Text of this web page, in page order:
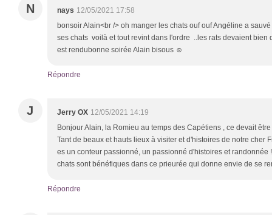
N nays 12/05/2021 17:58
bonsoir Alain<br /> oh manger les chats ouf ouf Angéline a
ses chats voilà et tout revint dans l'ordre ..les rats devaient
est rendubonne soirée Alain bisous ☺
Répondre
J Jerry OX 12/05/2021 14:19
Bonjour Alain, la Romieu au temps des Capétiens , ce devait
Tant de beaux et hauts lieux à visiter et d'histoires de notre cher
es un conteur passionné, un passionné d'histoires et randonnée
chats sont bénéfiques dans ce prieurée qui donne envie de se
Répondre